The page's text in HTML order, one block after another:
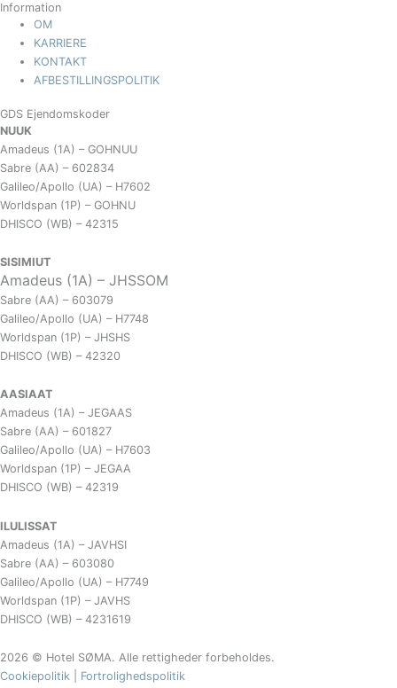
Information
OM
KARRIERE
KONTAKT
AFBESTILLINGSPOLITIK
GDS Ejendomskoder
NUUK
Amadeus (1A) – GOHNUU
Sabre (AA) – 602834
Galileo/Apollo (UA) – H7602
Worldspan (1P) – GOHNU
DHISCO (WB) – 42315
SISIMIUT
Amadeus (1A) – JHSSOM
Sabre (AA) – 603079
Galileo/Apollo (UA) – H7748
Worldspan (1P) – JHSHS
DHISCO (WB) – 42320
AASIAAT
Amadeus (1A) – JEGAAS
Sabre (AA) – 601827
Galileo/Apollo (UA) – H7603
Worldspan (1P) – JEGAA
DHISCO (WB) – 42319
ILULISSAT
Amadeus (1A) – JAVHSI
Sabre (AA) – 603080
Galileo/Apollo (UA) – H7749
Worldspan (1P) – JAVHS
DHISCO (WB) – 4231619
2026 © Hotel SØMA. Alle rettigheder forbeholdes.
Cookiepolitik
Fortrolighedspolitik